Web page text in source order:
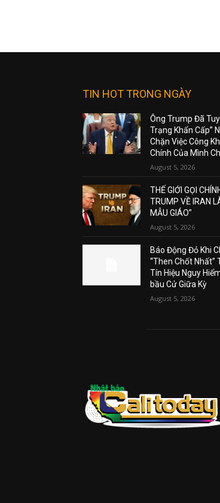
TIN HOT TRONG NGÀY
Ông Trump Đã
Trạng Khẩn Cấp”
Chặn Việc Công
Chính Của Mình
August 5, 2026
THẾ GIỚI GỌI
TRUMP VỀ IRAN
MẪU GIÁO”
August 5, 2026
Báo Động Đỏ Khi
“Then Chốt Nhất”
Tín Hiệu Nguy
bầu Cử Giữa Kỳ
August 5, 2026